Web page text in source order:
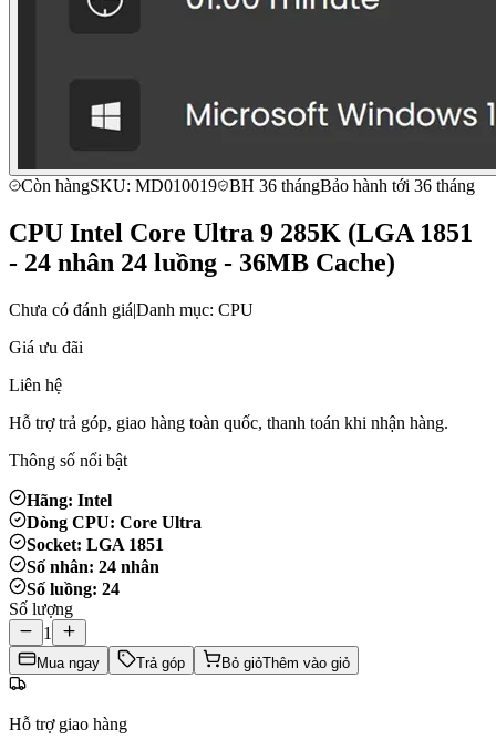
Còn hàngSKU: MD010019 BH 36 thángBảo hành tới 36 tháng
CPU Intel Core Ultra 9 285K (LGA 1851
- 24 nhân 24 luồng - 36MB Cache)
Chưa có đánh giá|Danh mục: CPU
Giá ưu đãi
Liên hệ
Hỗ trợ trả góp, giao hàng toàn quốc, thanh toán khi nhận hàng.
Thông số nổi bật
Hãng: Intel
Dòng CPU: Core Ultra
Socket: LGA 1851
Số nhân: 24 nhân
Số luồng: 24
Số lượng
1
Mua ngay Trả góp Bỏ giỏThêm vào giỏ
Hỗ trợ giao hàng